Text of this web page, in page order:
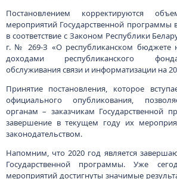
Постановлением корректируются
мероприятий Государственной программы
в соответствие с Законом Республики
г. № 269-З «О республиканском бюджете
доходами республиканского
обслуживания связи и информатизации на
Принятие постановления, которое
официального опубликования,
органам – заказчикам Государственной
завершение в текущем году их
законодательством.
Напомним, что 2020 год является
Государственной программы. Уже
мероприятий достигнуты значимые